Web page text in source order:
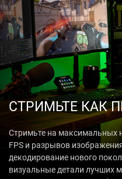
СТРИМЬТЕ КАК
Стримьте на максимальных
FPS и разрывов
декодирование нового
визуальные детали лучших